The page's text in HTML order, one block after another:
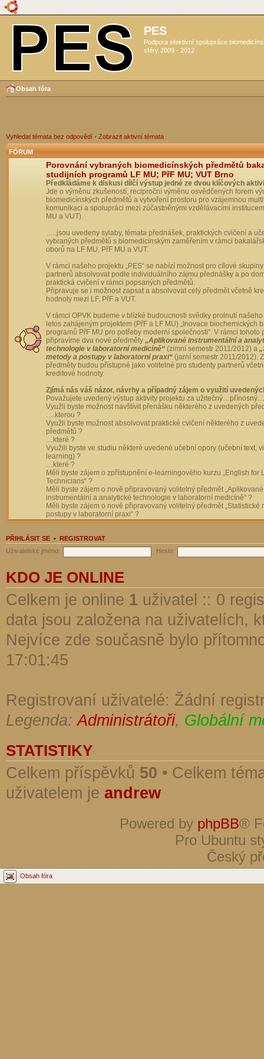
PES
Podpora efektivní spolupráce
sféry 2009 - 2012
Obsah fóra
Vyhledat témata bez odpovědí • Zobrazit aktivní témata
FÓRUM
Porovnání vybraných biomedicínských předmětů
studijních programů LF MU; PřF MU; VUT Brno
Předkládáme k diskusi dílčí výstup jedné ze dvou klíčových
Jde o výměnu zkušeností, reciproční výměnu osvědčených forem
biomedicínských předmětů a vytvoření prostoru pro vzájemnou
komunikaci a spolupráci mezi zúčastněnými vzdělávacími
MU a VUT).
…..jsou uvedeny sylaby, témata přednášek, praktických cvičení a
vybraných předmětů s biomedicínským zaměřením v rámci
oborů na LF MU, PřF MU a VUT.
V rámci našeho projektu „PES“ se nabízí možnost pro cílové
partnerů absolvovat podle individuálního zájmu přednášky a po
praktická cvičení v rámci popsaných předmětů.
Připravuje se i možnost zapsat a absolvovat celý předmět včetně
hodnoty mezi LF, PřF a VUT.
V rámci OPVK budeme v blízké budoucnosti svědky prolnutí
letos zahájeným projektem (PřF a LF MU) „Inovace biochemických
programů PřF MU pro potřeby moderní společnosti“. V rámci tohoto
připravíme dva nové předměty „Aplikované instrumentální a
technologie v laboratorní medicíně“ (zimní semestr 2011/2012) a
metody a postupy v laboratorní praxi“ (jarní semestr 2011/2012).
předměty budou přístupné jako volitelné pro studenty partnerů
kreditové hodnoty.
Zjímá nás váš názor, návrhy a případný zájem o využití
Považujete uvedený výstup aktivity projektu za
Využli byste možnost navštívit přenášku některého z uvedených
….kterou ?
Využli byste možnost absolvovat praktické cvičení některého z
předmětů ?
…které ?
Využili byste ve studiu některé uvedené učební opory (učební text,
learning) ?
…které ?
Měli byste zájem o zpřístupnění e-learningového kurzu „English for
Technicians“ ?
Měli byste zájem o nově připravovaný volitelný předmět „Aplikované
instrumentální a analytické technologie v laboratorní medicíně“ ?
Měli byste zájem o nově připravovaný volitelný předmět „Statistické
postupy v laboratorní praxi“ ?
PŘIHLÁSIT SE • REGISTROVAT
Uživatelské jméno:
Heslo:
KDO JE ONLINE
Celkem je online 1 uživatel :: 0
data jsou založena na uživatelích,
Nejvíce zde současně bylo
17:01:45
Registrovaní uživatelé: Žádní
Legenda:Administrátoři, Globální
STATISTIKY
Celkem příspěvků 50 • Celkem
uživatelem je andrew
Powered by phpBB®
Pro Ubuntu
Český
Obsah fóra